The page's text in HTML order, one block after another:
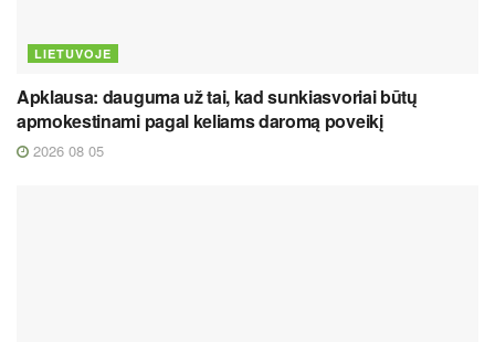
LIETUVOJE
Apklausa: dauguma už tai, kad sunkiasvoriai būtų
apmokestinami pagal keliams daromą poveikį
2026 08 05